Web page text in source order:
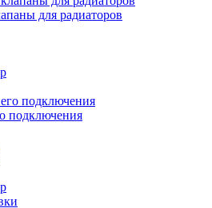
для радиаторов
подключения